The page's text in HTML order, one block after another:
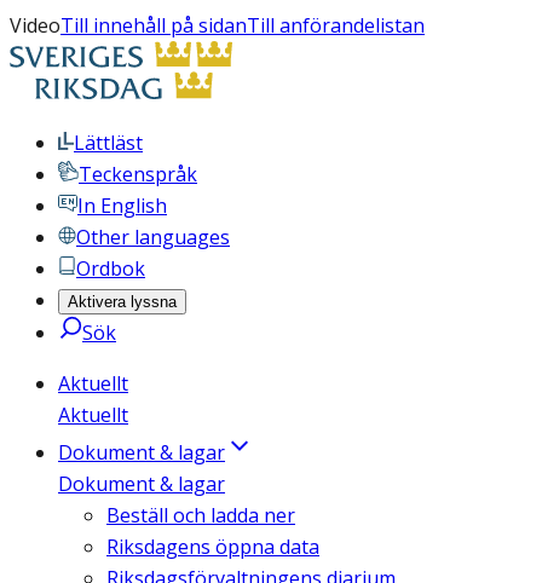
VideoTill innehåll på sidanTill anförandelistan
Lättläst
Teckenspråk
In English
Other languages
Ordbok
Aktivera lyssna
Sök
Aktuellt
Aktuellt
Dokument & lagar
Dokument & lagar
Beställ och ladda ner
Riksdagens öppna data